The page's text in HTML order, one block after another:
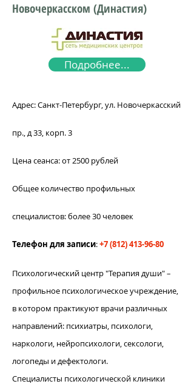
Новочеркасском (Династия)
Подробнее...
Адрес: Санкт-Петербург, ул. Новочеркасский
пр., д 33, корп. 3
Цена сеанса: от 2500 рублей
Общее количество профильных
специалистов: более 30 человек
Телефон для записи:+7 (812) 413-96-80
Психологический центр "Терапия души" –
профильное психологическое учреждение,
в котором практикуют врачи различных
направлений: психиатры, психологи,
наркологи, нейропсихологи, сексологи,
логопеды и дефектологи.
Специалисты психологической клиники